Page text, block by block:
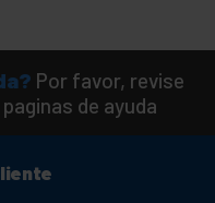
Por favor, revise
de ayuda